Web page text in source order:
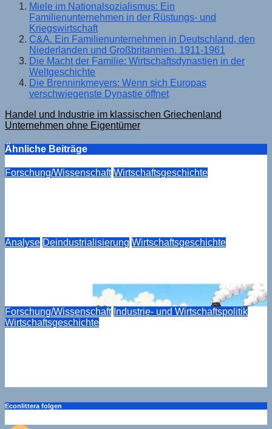
Miele im Nationalsozialismus: Ein
Familienunternehmen in der Rüstungs- und
Kriegswirtschaft
C&A. Ein Familienunternehmen in Deutschland, den
Niederlanden und Großbritannien. 1911-1961
Die Macht der Familie: Wirtschaftsdynastien in der
Weltgeschichte
Die Brenninkmeyers: Wenn sich Europas
verschwiegenste Dynastie öffnet
Beitragsnavigation
Handel und Industrie im klassischen Griechenland
Unternehmen ohne Eigentümer
Ähnliche Beiträge
Forschung/Wissenschaft Wirtschaftsgeschichte
Analyse Deindustrialisierung Wirtschaftsgeschichte
Drucker
Forschung/Wissenschaft Industrie- und Wirtschaftspolitik
Wirtschaftsgeschichte
Econlittera folgen